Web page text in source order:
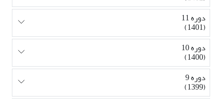
دوره 11
(1401)
دوره 10
(1400)
دوره 9
(1399)